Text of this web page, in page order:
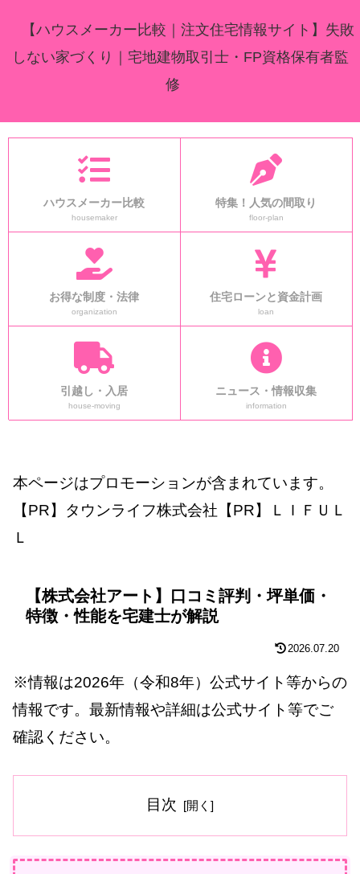
【ハウスメーカー比較｜注文住宅情報サイト】失敗
しない家づくり｜宅地建物取引士・FP資格保有者監
修
ハウスメーカー比較
housemaker
特集！人気の間取り
floor-plan
お得な制度・法律
organization
住宅ローンと資金計画
loan
引越し・入居
house-moving
ニュース・情報収集
information
本ページはプロモーションが含まれています。
【PR】タウンライフ株式会社【PR】ＬＩＦＵＬ
Ｌ
【株式会社アート】口コミ評判・坪単価・
特徴・性能を宅建士が解説
2026.07.20
※情報は2026年（令和8年）公式サイト等からの
情報です。最新情報や詳細は公式サイト等でご
確認ください。
目次